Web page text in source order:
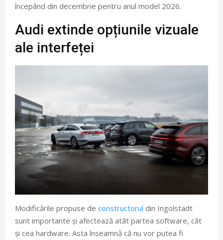
începând din decembrie pentru anul model 2026.
Audi extinde opțiunile vizuale
ale interfeței
Modificările propuse de constructorul din Ingolstadt
sunt importante și afectează atât partea software, cât
și cea hardware. Asta înseamnă că nu vor putea fi